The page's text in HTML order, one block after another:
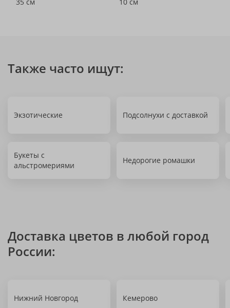
Также часто ищут:
Экзотические Подсолнухи с доставкой
Букеты с
альстромериями
Недорогие ромашки
Доставка цветов в любой город
России:
Нижний Новгород Кемерово